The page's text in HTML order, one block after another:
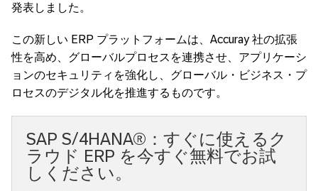
発表しました。
この新しい ERP プラットフォームは、Accuray 社の拡張
性を高め、グローバルプロセスを連携させ、アプリケーシ
ョンのセキュリティを強化し、グローバル・ビジネス・プ
ロセスのデジタル化を推進するものです。
SAP S/4HANA®：すぐに使えるク
ラウド ERP を今すぐ無料でお試
しください。